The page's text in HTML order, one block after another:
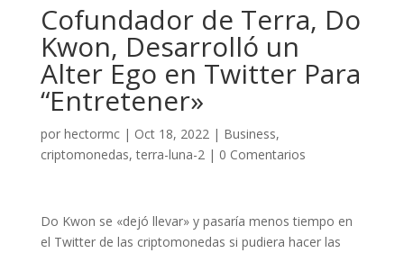
Cofundador de Terra, Do
Kwon, Desarrolló un
Alter Ego en Twitter Para
“Entretener»
por hectormc| Oct 18, 2022| Business,
criptomonedas,terra-luna-2| 0 Comentarios
Do Kwon se «dejó llevar» y pasaría menos tiempo en
el Twitter de las criptomonedas si pudiera hacer las